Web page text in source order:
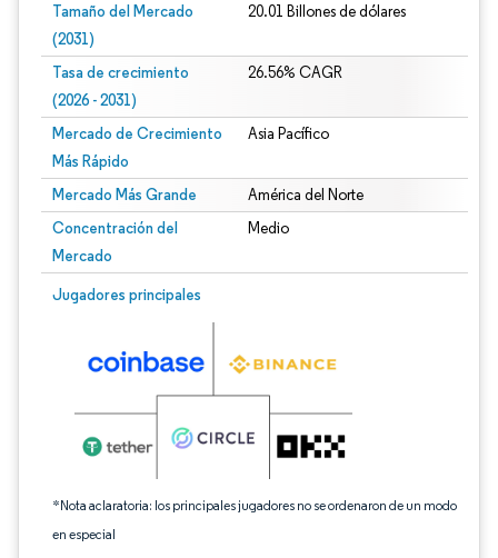
Tamaño del Mercado
(2031)
20.01 Billones de dólares
Tasa de crecimiento
(2026 - 2031)
26.56% CAGR
Mercado de Crecimiento
Más Rápido
Asia Pacífico
Mercado Más Grande América del Norte
Concentración del
Mercado
Medio
Jugadores principales
*Nota aclaratoria: los principales jugadores no se ordenaron de un modo
en especial
Imagen © Mordor Intelligence. El uso requiere atribución según CC BY 4.0.